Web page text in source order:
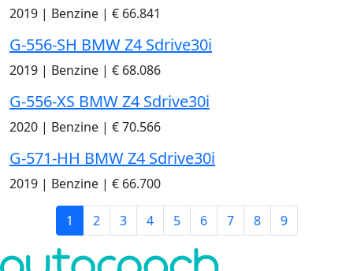
2019 | Benzine | € 66.841
G-556-SH BMW Z4 Sdrive30i
2019 | Benzine | € 68.086
G-556-XS BMW Z4 Sdrive30i
2020 | Benzine | € 70.566
G-571-HH BMW Z4 Sdrive30i
2019 | Benzine | € 66.700
1 2 3 4 5 6 7 8 9